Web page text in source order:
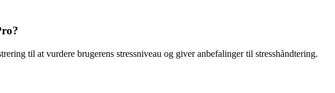
til at vurdere brugerens stressniveau og giver anbefalinger til stresshåndtering.